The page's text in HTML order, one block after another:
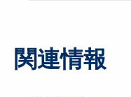
関連情報